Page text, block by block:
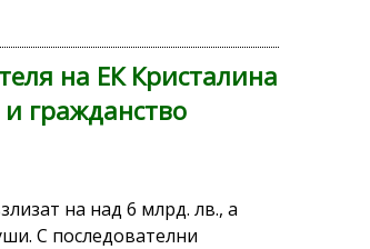
на ЕК Кристалина
гражданство
на над 6 млрд. лв., а
С последователни